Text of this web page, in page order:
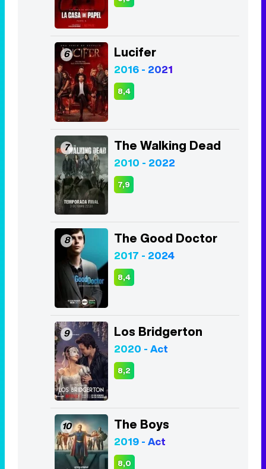
6 Lucifer
2016 - 2021
8,4
7 The Walking Dead
2010 - 2022
7,9
8 The Good Doctor
2017 - 2024
8,4
9 Los Bridgerton
2020 - Act
8,2
10 The Boys
2019 - Act
8,0